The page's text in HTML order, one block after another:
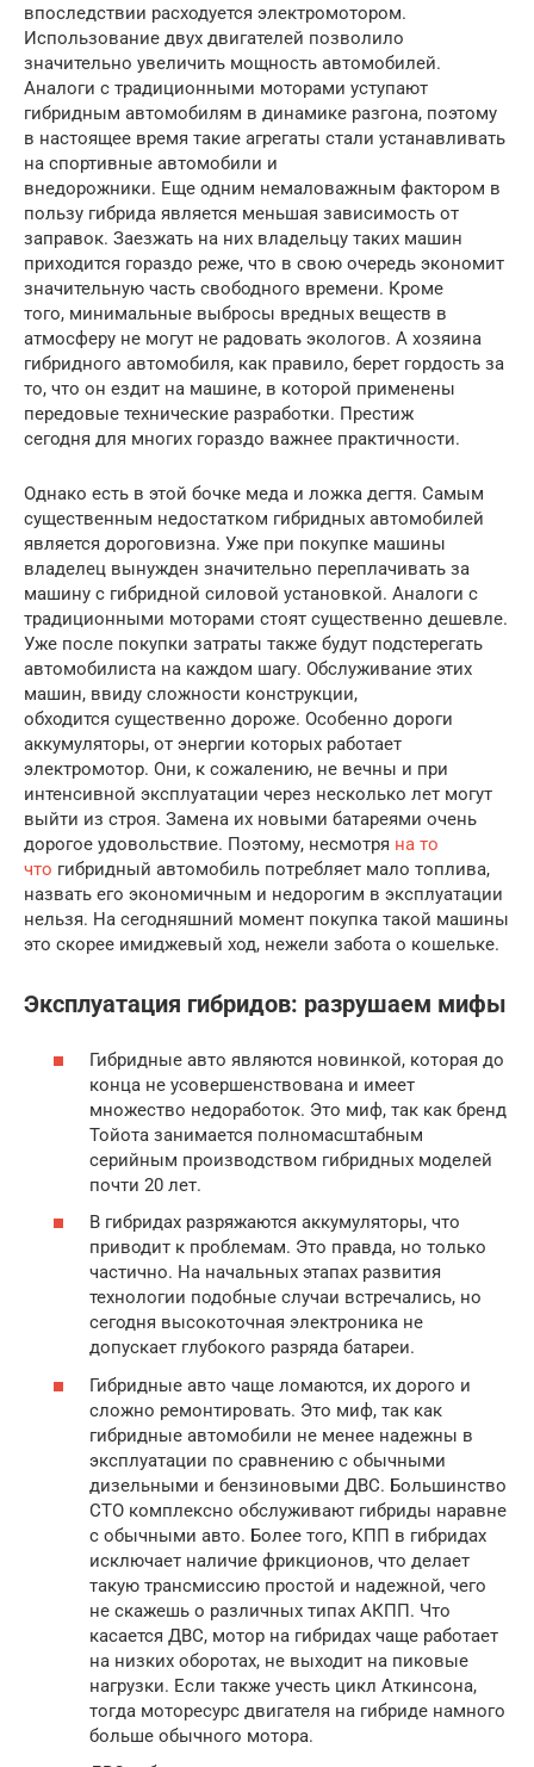
впоследствии расходуется электромотором.
Использование двух двигателей позволило
значительно увеличить мощность автомобилей.
Аналоги с традиционными моторами уступают
гибридным автомобилям в динамике разгона, поэтому
в настоящее время такие агрегаты стали устанавливать
на спортивные автомобили и
внедорожники. Еще одним немаловажным фактором в
пользу гибрида является меньшая зависимость от
заправок. Заезжать на них владельцу таких машин
приходится гораздо реже, что в свою очередь экономит
значительную часть свободного времени. Кроме
того, минимальные выбросы вредных веществ в
атмосферу не могут не радовать экологов. А хозяина
гибридного автомобиля, как правило, берет гордость за
то, что он ездит на машине, в которой применены
передовые технические разработки. Престиж
сегодня для многих гораздо важнее практичности.
Однако есть в этой бочке меда и ложка дегтя. Самым
существенным недостатком гибридных автомобилей
является дороговизна. Уже при покупке машины
владелец вынужден значительно переплачивать за
машину с гибридной силовой установкой. Аналоги с
традиционными моторами стоят существенно дешевле.
Уже после покупки затраты также будут подстерегать
автомобилиста на каждом шагу. Обслуживание этих
машин, ввиду сложности конструкции,
обходится существенно дороже. Особенно дороги
аккумуляторы, от энергии которых работает
электромотор. Они, к сожалению, не вечны и при
интенсивной эксплуатации через несколько лет могут
выйти из строя. Замена их новыми батареями очень
дорогое удовольствие. Поэтому, несмотря на то
что гибридный автомобиль потребляет мало топлива,
назвать его экономичным и недорогим в эксплуатации
нельзя. На сегодняшний момент покупка такой машины
это скорее имиджевый ход, нежели забота о кошельке.
Эксплуатация гибридов: разрушаем мифы
Гибридные авто являются новинкой, которая до
конца не усовершенствована и имеет
множество недоработок. Это миф, так как бренд
Тойота занимается полномасштабным
серийным производством гибридных моделей
почти 20 лет.
В гибридах разряжаются аккумуляторы, что
приводит к проблемам. Это правда, но только
частично. На начальных этапах развития
технологии подобные случаи встречались, но
сегодня высокоточная электроника не
допускает глубокого разряда батареи.
Гибридные авто чаще ломаются, их дорого и
сложно ремонтировать. Это миф, так как
гибридные автомобили не менее надежны в
эксплуатации по сравнению с обычными
дизельными и бензиновыми ДВС. Большинство
СТО комплексно обслуживают гибриды наравне
с обычными авто. Более того, КПП в гибридах
исключает наличие фрикционов, что делает
такую трансмиссию простой и надежной, чего
не скажешь о различных типах АКПП. Что
касается ДВС, мотор на гибридах чаще работает
на низких оборотах, не выходит на пиковые
нагрузки. Если также учесть цикл Аткинсона,
тогда моторесурс двигателя на гибриде намного
больше обычного мотора.